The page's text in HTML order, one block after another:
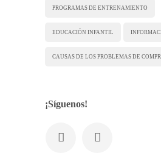
PROGRAMAS DE ENTRENAMIENTO
EDUCACIÓN INFANTIL
CAUSAS DE LOS PROBLEMAS DE
¡Síguenos!